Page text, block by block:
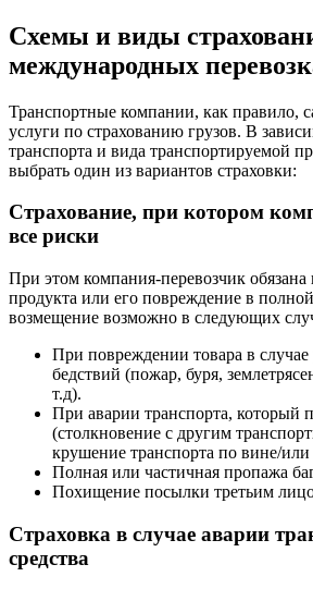
Схемы и виды
международных
Транспортные компании, как правило,
услуги по страхованию грузов. В
транспорта и вида транспортируемой
выбрать один из вариантов страховки:
Страхование, при котором
все риски
При этом компания-перевозчик обязана
продукта или его повреждение в
возмещение возможно в следующих
При повреждении товара в
бедствий (пожар, буря,
т.д).
При аварии транспорта, который
(столкновение с другим
крушение транспорта по вине/
Полная или частичная пропажа
Похищение посылки третьим
Страховка в случае аварии
средства